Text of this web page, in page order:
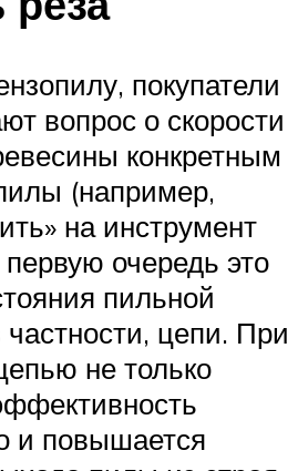
покупатели
вопрос о скорости
конкретным
(например,
на инструмент
очередь это
пильной
частности, цепи. При
не только
и повышается